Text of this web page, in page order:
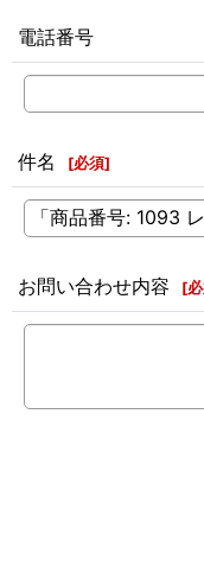
電話番号
件名 [必須]
お問い合わせ内容 [